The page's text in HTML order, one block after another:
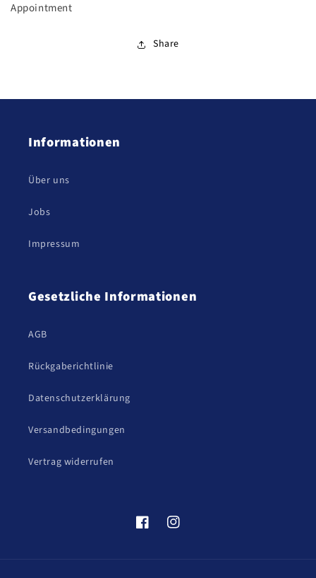
Appointment
Share
Informationen
Über uns
Jobs
Impressum
Gesetzliche Informationen
AGB
Rückgaberichtlinie
Datenschutzerklärung
Versandbedingungen
Vertrag widerrufen
FacebookInstagram